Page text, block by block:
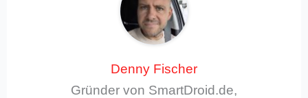
Denny Fischer
Gründer von SmartDroid.de,